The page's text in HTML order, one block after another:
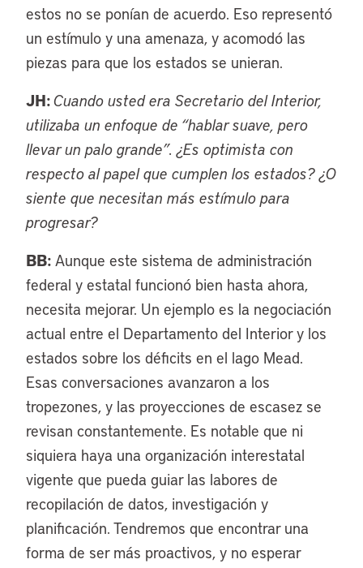
estos no se ponían de acuerdo. Eso representó
un estímulo y una amenaza, y acomodó las
piezas para que los estados se unieran.
JH:Cuando usted era Secretario del Interior,
utilizaba un enfoque de “hablar suave, pero
llevar un palo grande”. ¿Es optimista con
respecto al papel que cumplen los estados? ¿O
siente que necesitan más estímulo para
progresar?
BB: Aunque este sistema de administración
federal y estatal funcionó bien hasta ahora,
necesita mejorar. Un ejemplo es la negociación
actual entre el Departamento del Interior y los
estados sobre los déficits en el lago Mead.
Esas conversaciones avanzaron a los
tropezones, y las proyecciones de escasez se
revisan constantemente. Es notable que ni
siquiera haya una organización interestatal
vigente que pueda guiar las labores de
recopilación de datos, investigación y
planificación. Tendremos que encontrar una
forma de ser más proactivos, y no esperar